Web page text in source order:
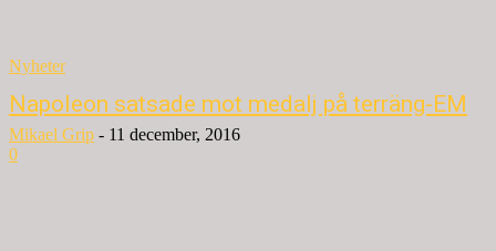
Nyheter
Napoleon satsade mot medalj på terräng-EM
Mikael Grip - 11 december, 2016
0